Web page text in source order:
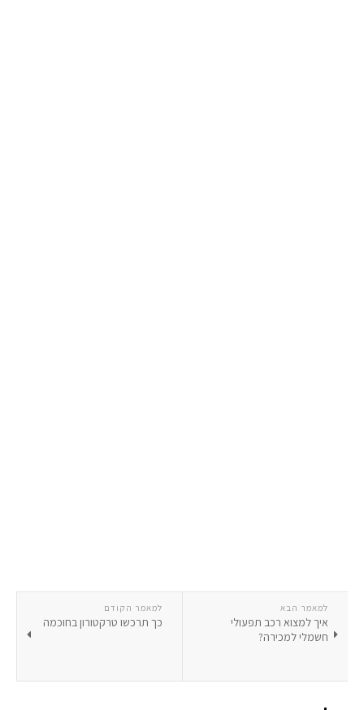
למאמר הקודם
כך תרכשו טרקטורון בחוכמה
למאמר הבא
איך למצוא רכב תפעולי
חשמלי למכירה?